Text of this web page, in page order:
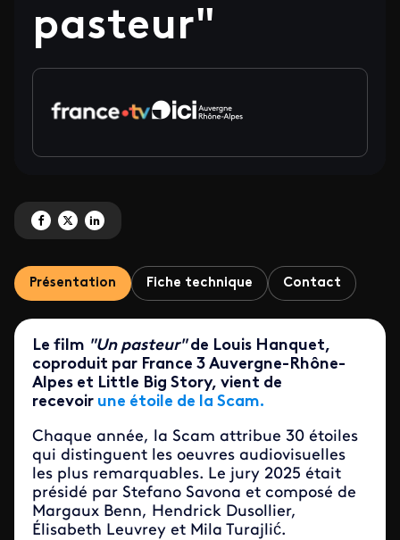
pasteur"
Partagez 'Une nouvelle distinction pour le film "Un pasteur"' sur Facebook
Partagez 'Une nouvelle distinction pour le film "Un pasteur"' sur X
Partagez 'Une nouvelle distinction pour le film "Un pasteur"' sur
Présentation Fiche technique Contact
Le film "Un pasteur"de Louis Hanquet,
coproduit par France 3 Auvergne-Rhône-
Alpes et Little Big Story, vient de
recevoir une étoile de la Scam.
Chaque année, la Scam attribue 30 étoiles
qui distinguent les oeuvres audiovisuelles
les plus remarquables. Le jury 2025 était
présidé par Stefano Savona et composé de
Margaux Benn, Hendrick Dusollier,
Élisabeth Leuvrey et Mila Turajlić.